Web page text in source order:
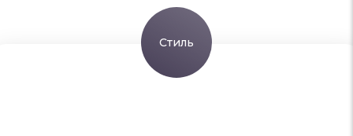
Стиль